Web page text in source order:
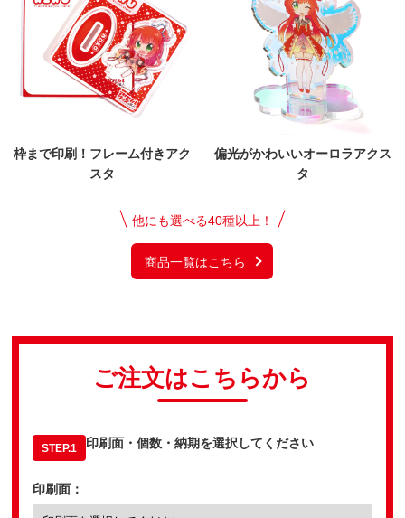
枠まで印刷！フレーム付きアク
スタ
偏光がかわいいオーロラアクス
タ
他にも選べる40種以上！
商品一覧はこちら
ご注文はこちらから
STEP.1 印刷面・個数・納期を選択してください
印刷面：